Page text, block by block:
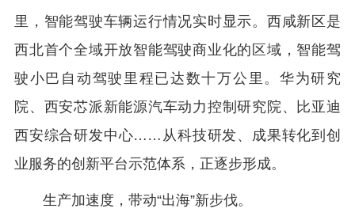
里，智能驾驶车辆运行情况实时显示。西咸新区是
西北首个全域开放智能驾驶商业化的区域，智能驾
驶小巴自动驾驶里程已达数十万公里。华为研究
院、西安芯派新能源汽车动力控制研究院、比亚迪
西安综合研发中心……从科技研发、成果转化到创
业服务的创新平台示范体系，正逐步形成。
生产加速度，带动“出海”新步伐。